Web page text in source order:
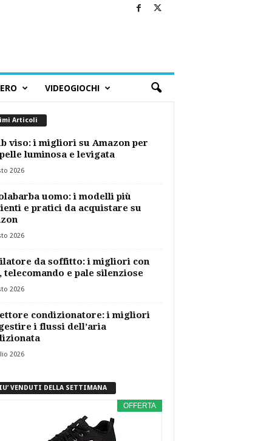
VIDEOGIOCHI
Articoli
viso: i migliori su Amazon per
luminosa e levigata
2026
uomo: i modelli più
e pratici da acquistare su
2026
da soffitto: i migliori con
telecomando e pale silenziose
2026
condizionatore: i migliori
i flussi dell’aria
2026
VENDUTI DELLA SETTIMANA
OFFERTA